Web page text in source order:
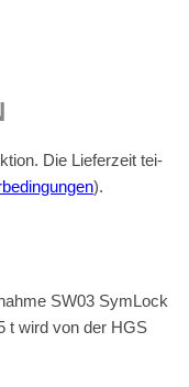
Die Lie­fer­zeit tei­
).
SW03 Sym­Lock
t wird von der HGS